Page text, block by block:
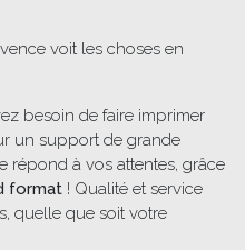
voit les choses en
besoin de faire imprimer
un support de grande
répond à vos attentes, grâce
format ! Qualité et service
quelle que soit votre